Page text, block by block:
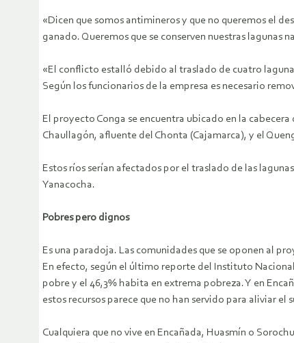
«Dicen que somos antimineros y que no queremos el
ganado. Queremos que se conserven nuestras lagunas
«El conflicto estalló debido al traslado de cuatro
Según los funcionarios de la empresa es necesario
El proyecto Conga se encuentra ubicado en la
Chaullagón, afluente del Chonta (Cajamarca), y el
Estos ríos serían afectados por el traslado de las
Yanacocha.
Pobres pero dignos
Es una paradoja. Las comunidades que se oponen al
En efecto, según el último reporte del Instituto
pobre y el 46,3% habita en extrema pobreza. Y en
estos recursos parece que no han servido para aliviar el
Cualquiera que no vive en Encañada, Huasmín o